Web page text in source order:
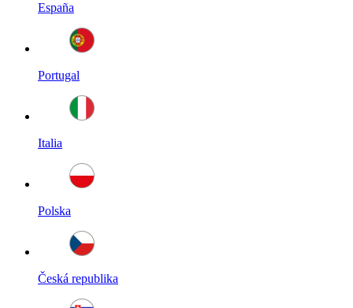
España
Portugal
Italia
Polska
Česká republika